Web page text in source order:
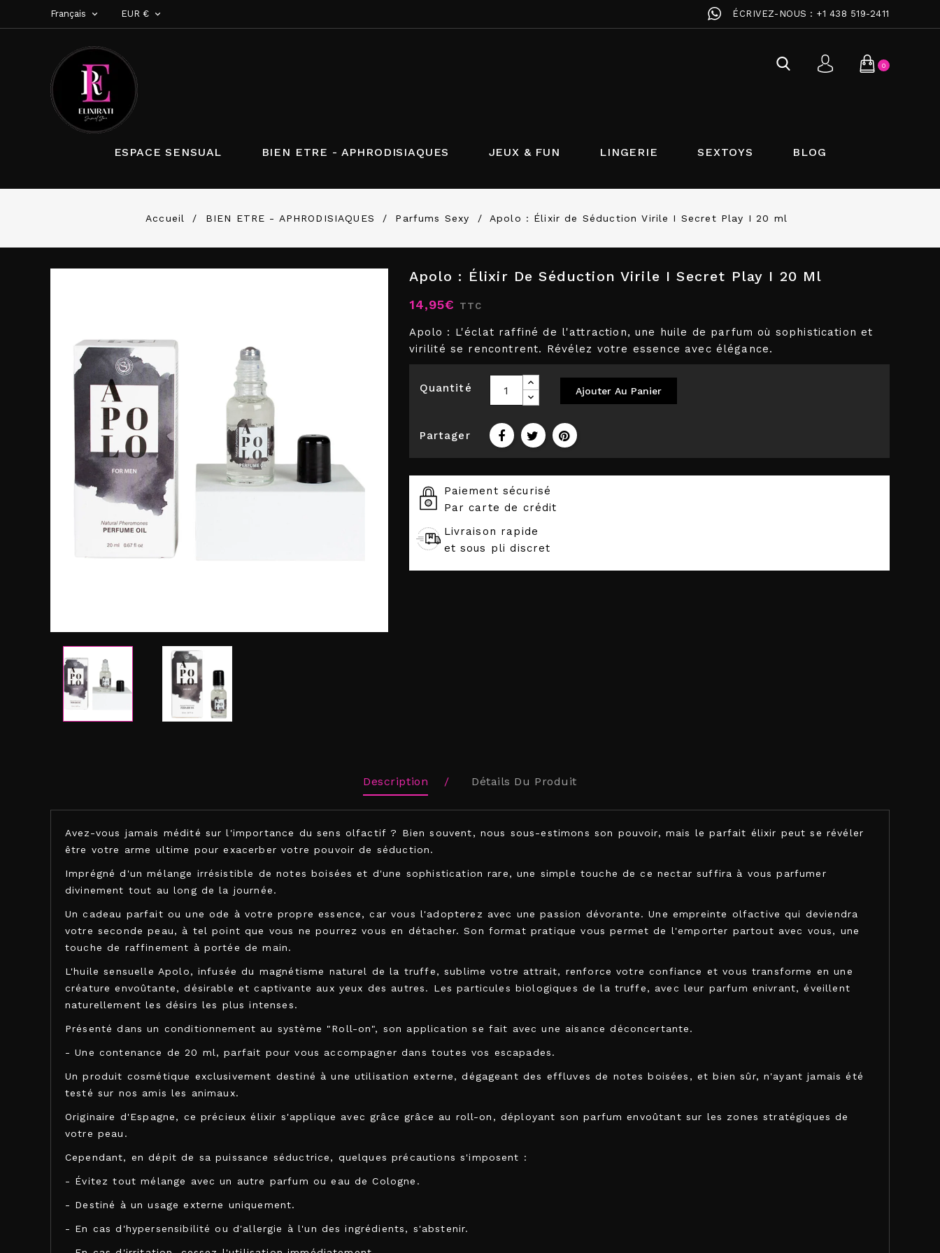
Français  EUR €  ÉCRIVEZ-NOUS : +1 438 519-2411
0
ESPACE SENSUAL BIEN ETRE - APHRODISIAQUES JEUX & FUN LINGERIE SEXTOYS BLOG
Accueil BIEN ETRE - APHRODISIAQUES Parfums Sexy Apolo : Élixir de Séduction Virile I Secret Play I 20 ml
Apolo : Élixir De Séduction Virile I Secret Play I 20 Ml
14,95€ TTC
Apolo : L'éclat raffiné de l'attraction, une huile de parfum où sophistication et
virilité se rencontrent. Révélez votre essence avec élégance.
Quantité Ajouter Au Panier
Partager
Paiement sécurisé
Par carte de crédit
Livraison rapide
et sous pli discret
Description Détails Du Produit
Avez-vous jamais médité sur l'importance du sens olfactif ? Bien souvent, nous sous-estimons son pouvoir, mais le parfait élixir peut se révéler
être votre arme ultime pour exacerber votre pouvoir de séduction.
Imprégné d'un mélange irrésistible de notes boisées et d'une sophistication rare, une simple touche de ce nectar suffira à vous parfumer
divinement tout au long de la journée.
Un cadeau parfait ou une ode à votre propre essence, car vous l'adopterez avec une passion dévorante. Une empreinte olfactive qui deviendra
votre seconde peau, à tel point que vous ne pourrez vous en détacher. Son format pratique vous permet de l'emporter partout avec vous, une
touche de raffinement à portée de main.
L'huile sensuelle Apolo, infusée du magnétisme naturel de la truffe, sublime votre attrait, renforce votre confiance et vous transforme en une
créature envoûtante, désirable et captivante aux yeux des autres. Les particules biologiques de la truffe, avec leur parfum enivrant, éveillent
naturellement les désirs les plus intenses.
Présenté dans un conditionnement au système "Roll-on", son application se fait avec une aisance déconcertante.
- Une contenance de 20 ml, parfait pour vous accompagner dans toutes vos escapades.
Un produit cosmétique exclusivement destiné à une utilisation externe, dégageant des effluves de notes boisées, et bien sûr, n'ayant jamais été
testé sur nos amis les animaux.
Originaire d'Espagne, ce précieux élixir s'applique avec grâce grâce au roll-on, déployant son parfum envoûtant sur les zones stratégiques de
votre peau.
Cependant, en dépit de sa puissance séductrice, quelques précautions s'imposent :
- Évitez tout mélange avec un autre parfum ou eau de Cologne.
- Destiné à un usage externe uniquement.
- En cas d'hypersensibilité ou d'allergie à l'un des ingrédients, s'abstenir.